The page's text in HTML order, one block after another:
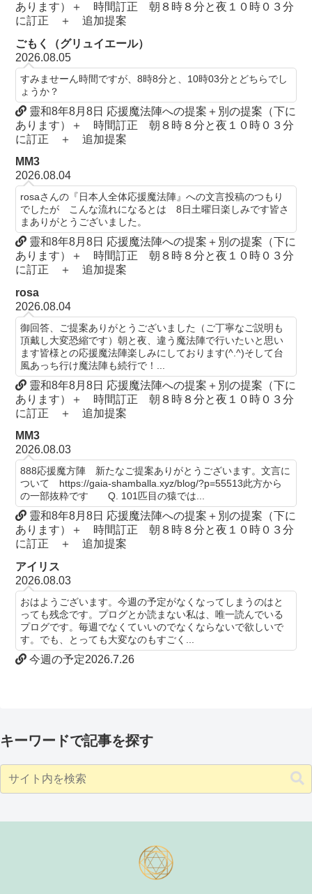
あります）＋ 時間訂正 朝８時８分と夜１０時０３分
に訂正 ＋ 追加提案
ごもく（グリュイエール）
2026.08.05
すみませーん時間ですが、8時8分と、10時03分とどちらでし
ょうか？
靈和8年8月8日 応援魔法陣への提案＋別の提案（下に
あります）＋ 時間訂正 朝８時８分と夜１０時０３分
に訂正 ＋ 追加提案
MM3
2026.08.04
rosaさんの『日本人全体応援魔法陣』への文言投稿のつもり
でしたが こんな流れになるとは 8日土曜日楽しみです皆さ
まありがとうございました。
靈和8年8月8日 応援魔法陣への提案＋別の提案（下に
あります）＋ 時間訂正 朝８時８分と夜１０時０３分
に訂正 ＋ 追加提案
rosa
2026.08.04
御回答、ご提案ありがとうございました（ご丁寧なご説明も
頂戴し大変恐縮です）朝と夜、違う魔法陣で行いたいと思い
ます皆様との応援魔法陣楽しみにしております(^.^)そして台
風あっち行け魔法陣も続行で！...
靈和8年8月8日 応援魔法陣への提案＋別の提案（下に
あります）＋ 時間訂正 朝８時８分と夜１０時０３分
に訂正 ＋ 追加提案
MM3
2026.08.03
888応援魔方陣 新たなご提案ありがとうございます。文言に
ついて https://gaia-shamballa.xyz/blog/?p=55513此方から
の一部抜粋です Q. 101匹目の猿では...
靈和8年8月8日 応援魔法陣への提案＋別の提案（下に
あります）＋ 時間訂正 朝８時８分と夜１０時０３分
に訂正 ＋ 追加提案
アイリス
2026.08.03
おはようございます。今週の予定がなくなってしまうのはと
っても残念です。プログとか読まない私は、唯一読んでいる
プログです。毎週でなくていいのでなくならないで欲しいで
す。でも、とっても大変なのもすごく...
今週の予定2026.7.26
キーワードで記事を探す